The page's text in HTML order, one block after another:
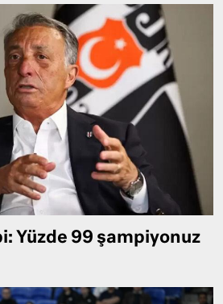
Yüzde 99 şampiyonuz